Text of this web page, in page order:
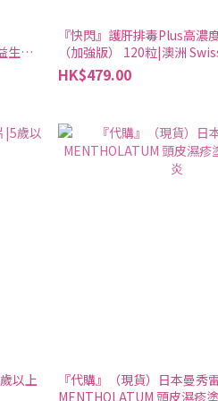
生菌
『快閃』護肝排毒Plus高濃
（加強版） 120粒|澳洲
Detox Tonic & Cleanse|搵好
HK$479.00
以上
『代購』（現貨）日本曼秀
MENTHOLATUM 頭皮濕疹